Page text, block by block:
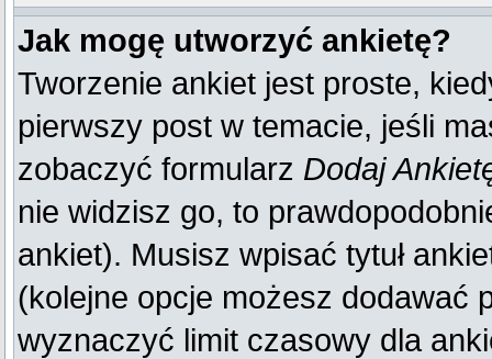
Jak mogę utworzyć ankietę?
Tworzenie ankiet jest proste,
pierwszy post w temacie, jeśli
zobaczyć formularz Dodaj
nie widzisz go, to
ankiet). Musisz wpisać tytuł
(kolejne opcje możesz dodawać
wyznaczyć limit czasowy dla